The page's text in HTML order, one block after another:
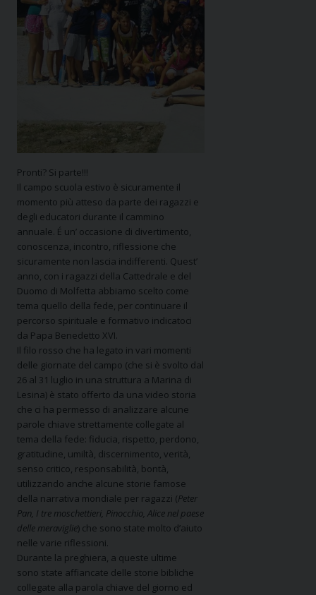
Pronti? Si parte!!!
Il campo scuola estivo è sicuramente il
momento più atteso da parte dei ragazzi e
degli educatori durante il cammino
annuale. É un’ occasione di divertimento,
conoscenza, incontro, riflessione che
sicuramente non lascia indifferenti. Quest’
anno, con i ragazzi della Cattedrale e del
Duomo di Molfetta abbiamo scelto come
tema quello della fede, per continuare il
percorso spirituale e formativo indicatoci
da Papa Benedetto XVI.
Il filo rosso che ha legato in vari momenti
delle giornate del campo (che si è svolto dal
26 al 31 luglio in una struttura a Marina di
Lesina) è stato offerto da una video storia
che ci ha permesso di analizzare alcune
parole chiave strettamente collegate al
tema della fede: fiducia, rispetto, perdono,
gratitudine, umiltà, discernimento, verità,
senso critico, responsabilità, bontà,
utilizzando anche alcune storie famose
della narrativa mondiale per ragazzi (Peter
Pan, I tre moschettieri, Pinocchio, Alice nel paese
delle meraviglie) che sono state molto d’aiuto
nelle varie riflessioni.
Durante la preghiera, a queste ultime
sono state affiancate delle storie bibliche
collegate alla parola chiave del giorno ed